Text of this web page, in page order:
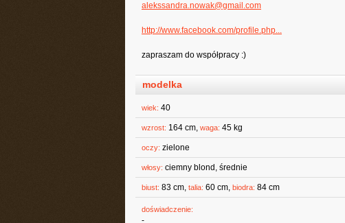
alekssandra.nowak@gmail.com
http://www.facebook.com/profile.php...
zapraszam do współpracy :)
modelka
wiek: 40
wzrost: 164 cm, waga: 45 kg
oczy: zielone
włosy: ciemny blond, średnie
biust: 83 cm, talia: 60 cm, biodra: 84 cm
doświadczenie:
-